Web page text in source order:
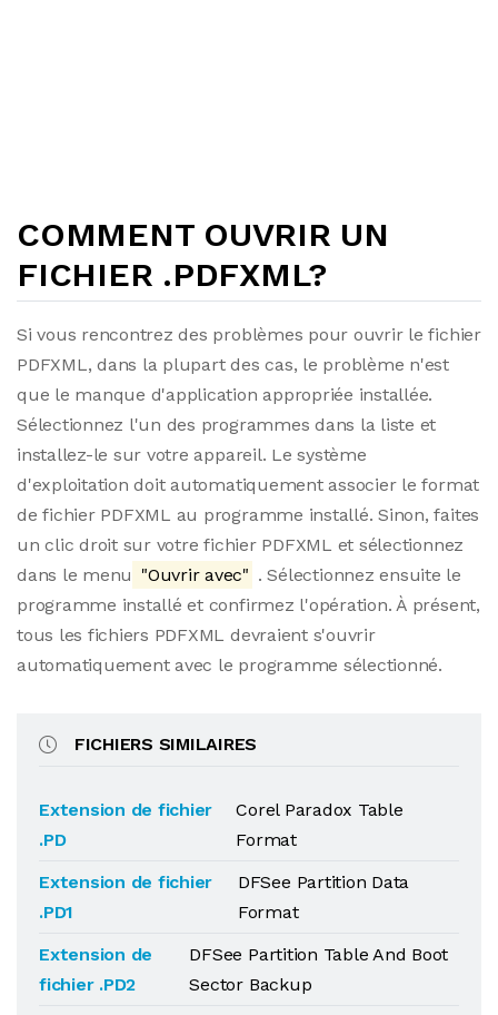
COMMENT OUVRIR UN
FICHIER .PDFXML?
Si vous rencontrez des problèmes pour ouvrir le fichier
PDFXML, dans la plupart des cas, le problème n'est
que le manque d'application appropriée installée.
Sélectionnez l'un des programmes dans la liste et
installez-le sur votre appareil. Le système
d'exploitation doit automatiquement associer le format
de fichier PDFXML au programme installé. Sinon, faites
un clic droit sur votre fichier PDFXML et sélectionnez
dans le menu "Ouvrir avec" . Sélectionnez ensuite le
programme installé et confirmez l'opération. À présent,
tous les fichiers PDFXML devraient s'ouvrir
automatiquement avec le programme sélectionné.
FICHIERS SIMILAIRES
Extension de fichier
.PD
Corel Paradox Table
Format
Extension de fichier
.PD1
DFSee Partition Data
Format
Extension de
fichier .PD2
DFSee Partition Table And Boot
Sector Backup